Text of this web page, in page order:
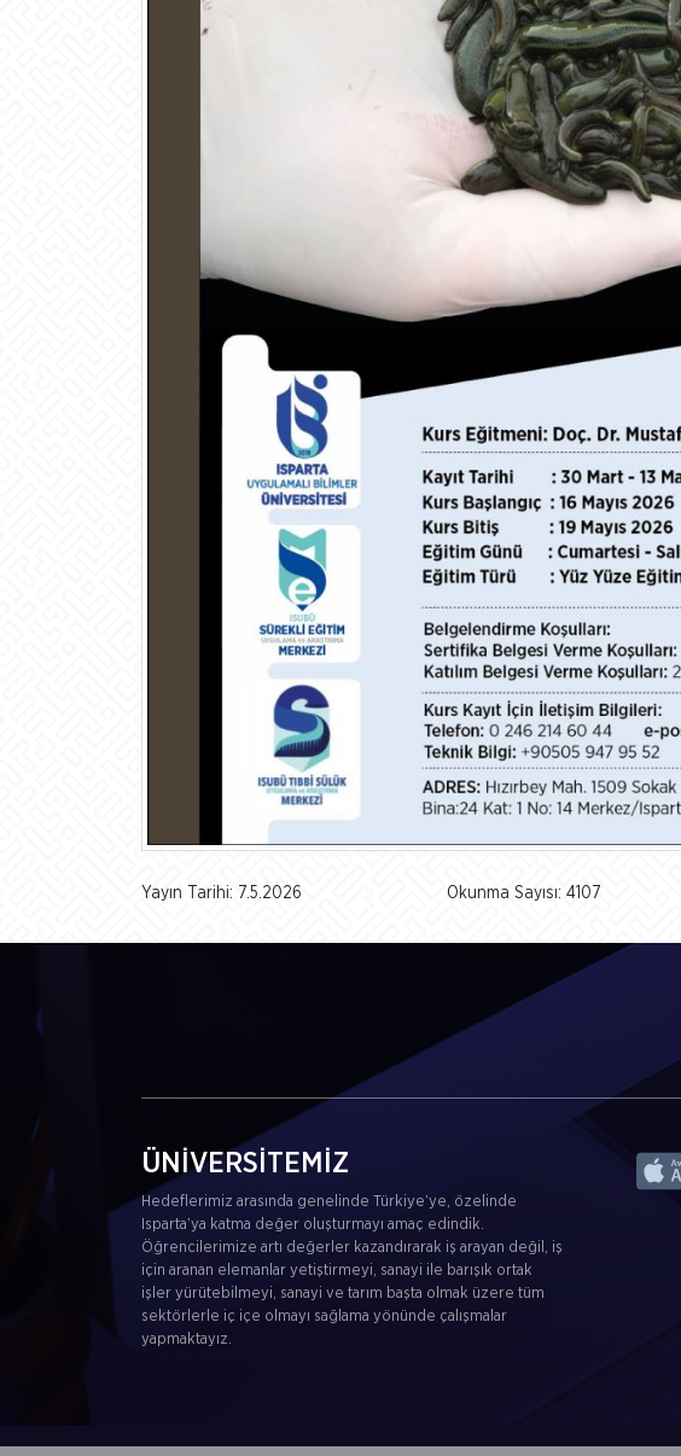
Yayın Tarihi: 7.5.2026 Okunma Sayısı: 4107
ÜNİVERSİTEMİZ
Hedeflerimiz arasında genelinde Türkiye’ye, özelinde
Isparta’ya katma değer oluşturmayı amaç edindik.
Öğrencilerimize artı değerler kazandırarak iş arayan değil, iş
için aranan elemanlar yetiştirmeyi, sanayi ile barışık ortak
işler yürütebilmeyi, sanayi ve tarım başta olmak üzere tüm
sektörlerle iç içe olmayı sağlama yönünde çalışmalar
yapmaktayız.